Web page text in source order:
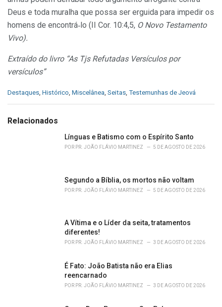
Deus e toda muralha que possa ser erguida para impedir os
homens de encontrá‑lo (II Cor. 10:4,5, O Novo Testamento
Vivo).
Extraído do livro “As Tjs Refutadas Versículos por
versículos”
C
e
Destaques Histórico Miscelânea Seitas Testemunhas de Jeová
Relacionados
Línguas e Batismo com o Espírito Santo
POR PR. JOÃO FLÁVIO MARTINEZ 5 DE AGOSTO DE 2026
Segundo a Bíblia, os mortos não voltam
POR PR. JOÃO FLÁVIO MARTINEZ 5 DE AGOSTO DE 2026
A Vítima e o Líder da seita, tratamentos
diferentes!
POR PR. JOÃO FLÁVIO MARTINEZ 3 DE AGOSTO DE 2026
É Fato: João Batista não era Elias
reencarnado
POR PR. JOÃO FLÁVIO MARTINEZ 3 DE AGOSTO DE 2026